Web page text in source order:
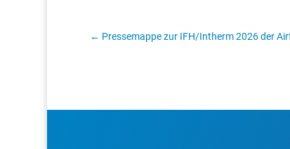
← Pressemappe zur IFH/Intherm 2026 der